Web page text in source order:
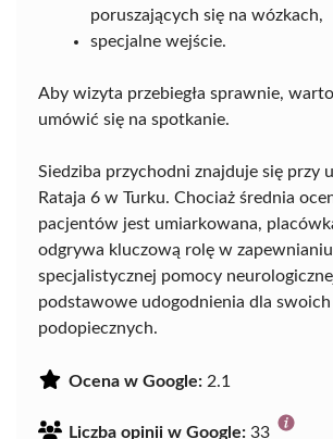
poruszających się na wózkach,
specjalne wejście.
Aby wizyta przebiegła sprawnie,
umówić się na spotkanie.
Siedziba przychodni znajduje się przy
Rataja 6 w Turku. Chociaż średnia
pacjentów jest umiarkowana,
odgrywa kluczową rolę w zapewnianiu
specjalistycznej pomocy
podstawowe udogodnienia dla swoich
podopiecznych.
Ocena w Google: 2.1
Liczba opinii w Google: 33